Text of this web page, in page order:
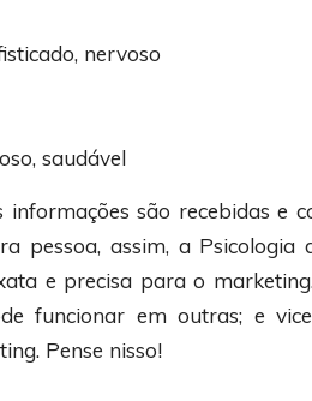
nervoso
saudável
são recebidas e
pessoa, assim, a Psicologia
e precisa para o
funcionar em outras; e
Pense nisso!